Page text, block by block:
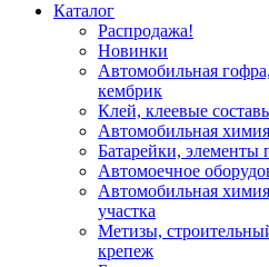
Каталог
Распродажа!
Новинки
Автомобильная
кембрик
Клей, клеевые
Автомобильная
Батарейки, элементы
Автомоечное
Автомобильная
участка
Метизы,
крепеж